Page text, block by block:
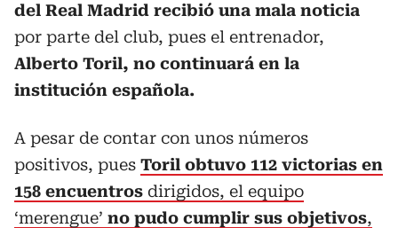
del Real Madrid recibió una mala noticia
por parte del club, pues el entrenador,
Alberto Toril, no continuará en la
institución española.
A pesar de contar con unos números
positivos, pues Toril obtuvo 112 victorias en
158 encuentros dirigidos, el equipo
‘merengue’ no pudo cumplir sus objetivos,